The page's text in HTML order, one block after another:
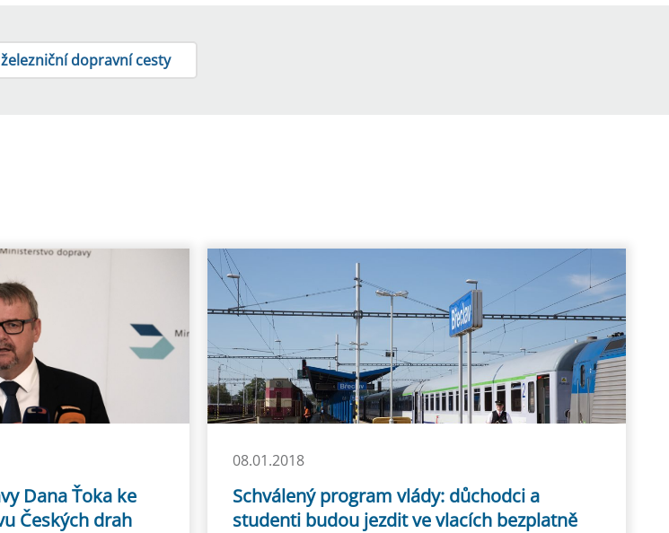
dopravní cesty
Dana Ťoka ke
Českých drah
08.01.2018
Schválený program vlády: důchodci a
studenti budou jezdit ve vlacích bezplatně